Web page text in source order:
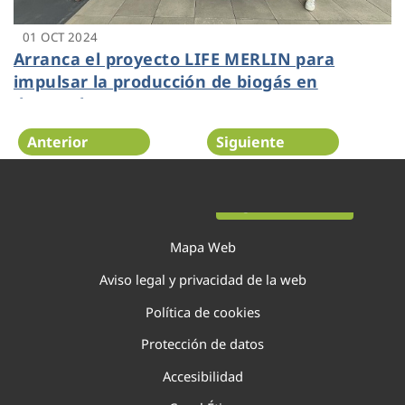
01 OCT 2024
Arranca el proyecto LIFE MERLIN para
impulsar la producción de biogás en
depuradoras
Anterior Siguiente
Mapa Web
Aviso legal y privacidad de la web
Política de cookies
Protección de datos
Accesibilidad